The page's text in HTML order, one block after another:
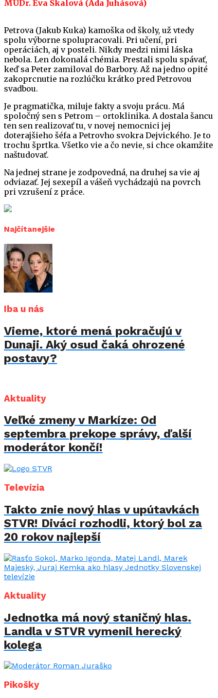
MUDr. Eva Skalová (Ada Juhásová)
Petrova (Jakub Kuka) kamoška od školy, už vtedy
spolu výborne spolupracovali. Pri učení, pri
operáciách, aj v posteli. Nikdy medzi nimi láska
nebola. Len dokonalá chémia. Prestali spolu spávať,
keď sa Peter zamiloval do Barbory. Až na jedno opité
zakoprcnutie na rozlúčku krátko pred Petrovou
svadbou.
Je pragmatička, miluje fakty a svoju prácu. Má
spoločný sen s Petrom – ortoklinika. A dostala šancu
ten sen realizovať tu, v novej nemocnici jej
doterajšieho šéfa a Petrovho svokra Dejvického. Je to
trochu šprtka. Všetko vie a čo nevie, si chce okamžite
naštudovať.
Na jednej strane je zodpovedná, na druhej sa vie aj
odviazať. Jej sexepíl a vášeň vychádzajú na povrch
pri vzrušení z práce.
Najčítanejšie
Iba u nás
Vieme, ktoré mená pokračujú v
Dunaji. Aký osud čaká ohrozené
postavy?
Aktuality
Veľké zmeny v Markíze: Od
septembra prekope správy, ďalší
moderátor končí!
Televízia
Takto znie nový hlas v upútavkách
STVR! Diváci rozhodli, ktorý bol za
20 rokov najlepší
Aktuality
Jednotka má nový staničný hlas.
Landla v STVR vymenil herecký
kolega
Pikošky